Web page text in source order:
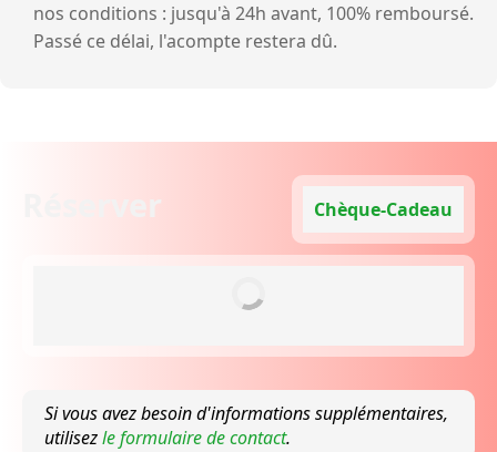
nos conditions : jusqu'à 24h avant, 100% remboursé.
Passé ce délai, l'acompte restera dû.
Chèque-Cadeau
Si vous avez besoin d'informations supplémentaires,
utilisezle formulaire de contact.